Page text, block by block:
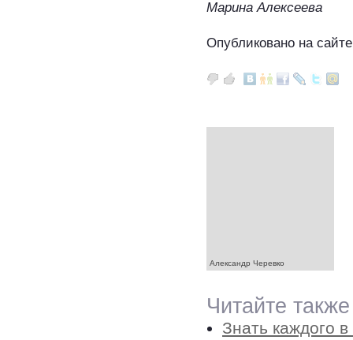
Марина Алексеева
Опубликовано на
Александр Черевко
Читайте
Знать каждого